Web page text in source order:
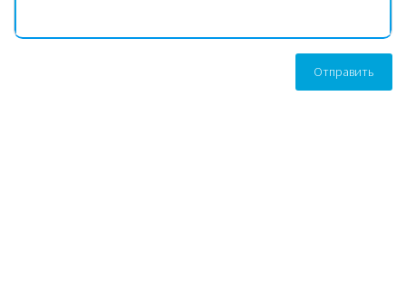
Отправить